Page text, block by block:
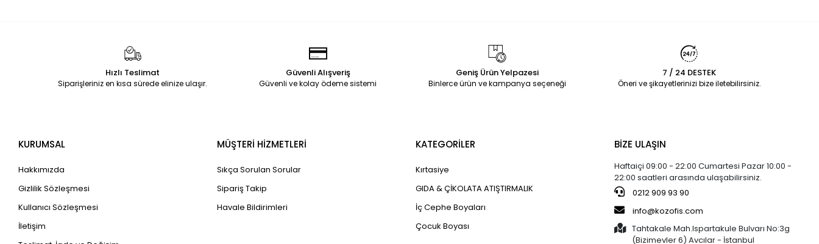
Hızlı Teslimat
Siparişleriniz en kısa sürede elinize ulaşır.
Güvenli Alışveriş
Güvenli ve kolay ödeme sistemi
Geniş Ürün Yelpazesi
Binlerce ürün ve kampanya seçeneği
7 / 24 DESTEK
Öneri ve şikayetlerinizi bize iletebilirsiniz.
KURUMSAL
Hakkımızda
Gizlilik Sözleşmesi
Kullanıcı Sözleşmesi
İletişim
MÜŞTERİ HİZMETLERİ
Sıkça Sorulan Sorular
Sipariş Takip
Havale Bildirimleri
KATEGORİLER
Kırtasiye
GIDA & ÇİKOLATA ATIŞTIRMALIK
İç Cephe Boyaları
Çocuk Boyası
BİZE ULAŞIN
Haftaiçi 09:00 - 22:00 Cumartesi Pazar 10:00 -
22:00 saatleri arasında ulaşabilirsiniz.
0212 909 93 90
info@kozofis.com
Tahtakale Mah.Ispartakule Bulvarı No:3g
(Bizimevler 6) Avcılar - İstanbul